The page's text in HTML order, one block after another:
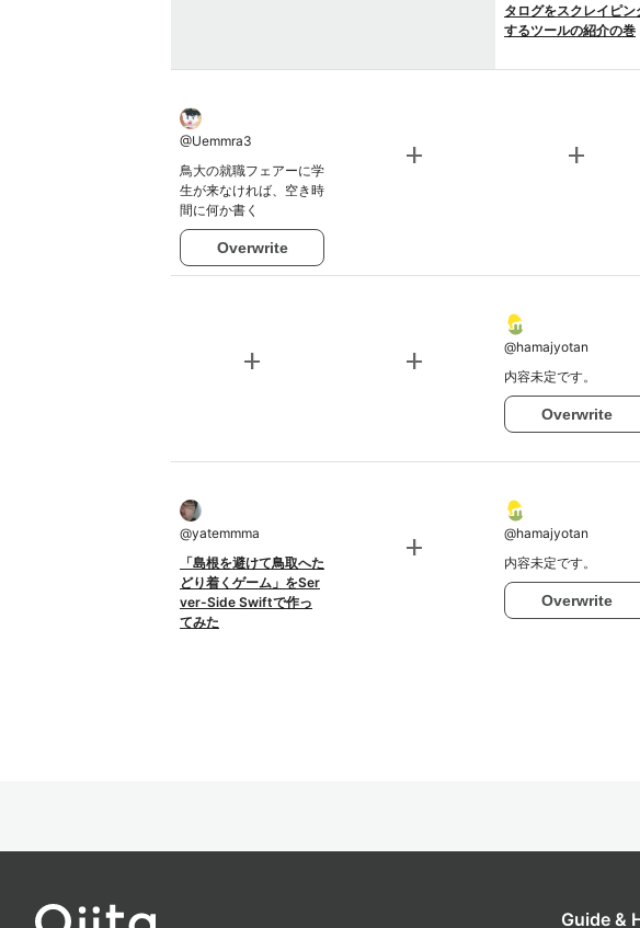
タログをスクレイピン
するツールの紹介の巻
@Uemmra3
鳥大の就職フェアーに学
生が来なければ、空き時
間に何か書く
Overwrite
add add
add add @hamajyotan
内容未定です。
Overwrite
@yatemmma
「島根を避けて鳥取へた
どり着くゲーム」をSer
ver-Side Swiftで作っ
てみた
add @hamajyotan
内容未定です。
Overwrite
Guide &